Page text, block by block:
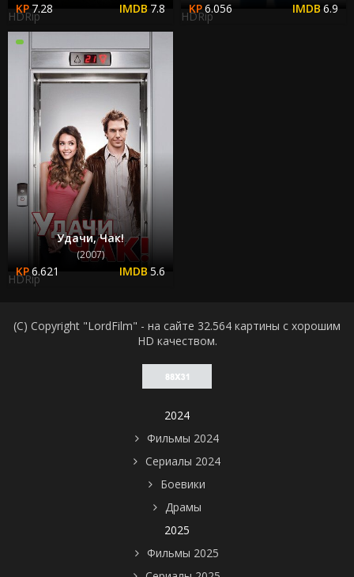
7.28 7.8
HDRip
6.056 6.9
HDRip
Удачи, Чак!
(2007)
6.621 5.6
HDRip
(C) Copyright "LordFilm" - на сайте 32.564 картины с хорошим
HD качеством.
2024
Фильмы 2024
Сериалы 2024
Боевики
Драмы
2025
Фильмы 2025